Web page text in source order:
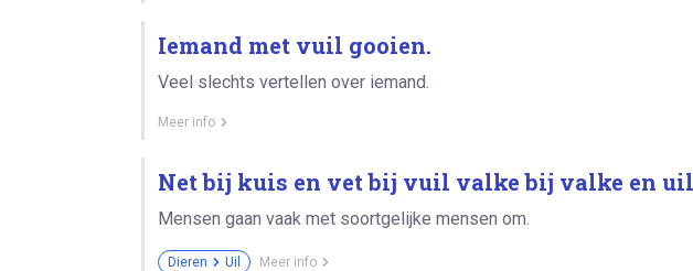
Iemand met vuil gooien.
Veel slechts vertellen over iemand.
Meer info
Net bij kuis en vet bij vuil valke bij valke en
Mensen gaan vaak met soortgelijke mensen om.
Dieren Uil Meer info